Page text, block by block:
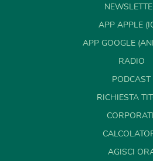
APP APPLE
APP GOOGLE
RADIO
PODCAST
RICHIESTA
AGISCI